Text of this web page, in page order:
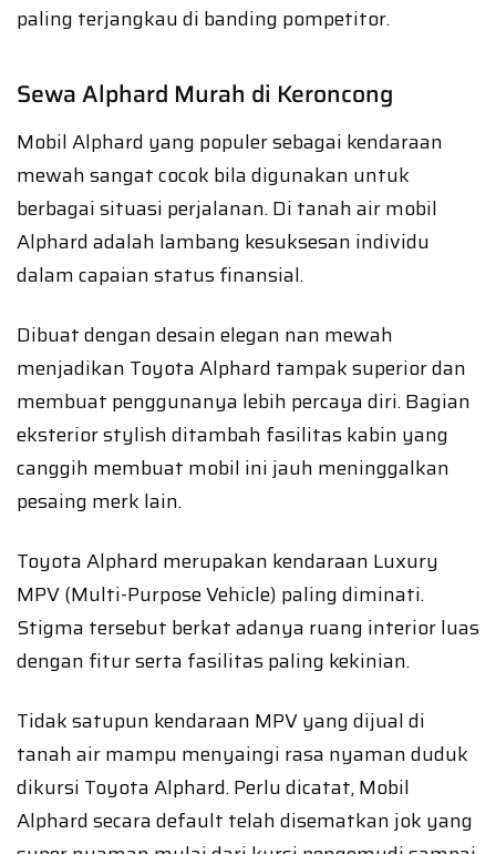
paling terjangkau di banding pompetitor.
Sewa Alphard Murah di Keroncong
Mobil Alphard yang populer sebagai kendaraan
mewah sangat cocok bila digunakan untuk
berbagai situasi perjalanan. Di tanah air mobil
Alphard adalah lambang kesuksesan individu
dalam capaian status finansial.
Dibuat dengan desain elegan nan mewah
menjadikan Toyota Alphard tampak superior dan
membuat penggunanya lebih percaya diri. Bagian
eksterior stylish ditambah fasilitas kabin yang
canggih membuat mobil ini jauh meninggalkan
pesaing merk lain.
Toyota Alphard merupakan kendaraan Luxury
MPV (Multi-Purpose Vehicle) paling diminati.
Stigma tersebut berkat adanya ruang interior luas
dengan fitur serta fasilitas paling kekinian.
Tidak satupun kendaraan MPV yang dijual di
tanah air mampu menyaingi rasa nyaman duduk
dikursi Toyota Alphard. Perlu dicatat, Mobil
Alphard secara default telah disematkan jok yang